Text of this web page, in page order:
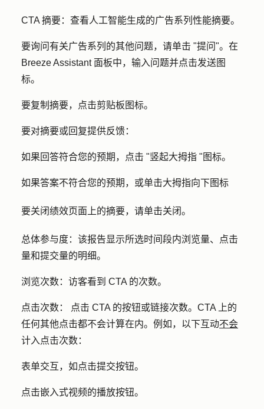
CTA 摘要： 查看人工智能生成的广告系列性能摘要。
要询问有关广告系列的其他问题，请单击 "提问"。在
Breeze Assistant 面板中，输入问题并点击发送图
标。
要复制摘要，点击剪贴板图标。
要对摘要或回复提供反馈：
如果回答符合您的预期，点击 "竖起大拇指 "图标。
如果答案不符合您的预期，或单击大拇指向下图标
要关闭绩效页面上的摘要，请单击关闭。
总体参与度： 该报告显示所选时间段内浏览量、点击
量和提交量的明细。
浏览次数： 访客看到 CTA 的次数。
点击次数：
点击 CTA 的按钮或链接次数。CTA 上的
任何其他点击都不会计算在内。例如，以下互动不会
计入点击次数：
表单交互，如点击提交按钮。
点击嵌入式视频的播放按钮。